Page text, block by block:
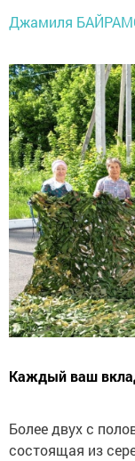
Джамиля
Каждый ваш
Более двух с
состоящая из